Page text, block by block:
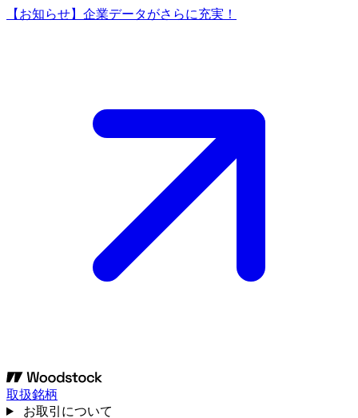
【お知らせ】企業データがさらに充実！
取扱銘柄
お取引について